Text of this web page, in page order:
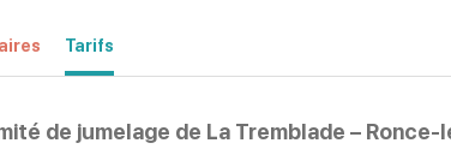
Tarifs
de jumelage de La Tremblade – Ronce-